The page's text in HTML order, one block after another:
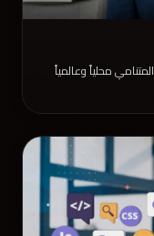
محلياً وعالمياً